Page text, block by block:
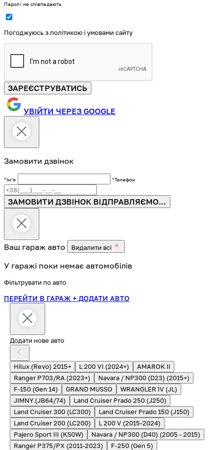
Паролі не співпадають
Погоджуюсь з політикою і умовами сайту
ЗАРЕЄСТРУВАТИСЬ
УВІЙТИ ЧЕРЕЗ GOOGLE
Замовити дзвінок
*Імʼя *Телефон
ЗАМОВИТИ ДЗВІНОК ВІДПРАВЛЯЄМО...
Ваш гараж авто Видалити всі
У гаражі поки немає автомобілів
Фільтрувати по авто
ПЕРЕЙТИ В ГАРАЖ + ДОДАТИ АВТО
Додати нове авто
Hilux (Revo) 2015+ L 200 VI (2024+)
AMAROK II
Ranger P703/RA (2023+)
Navara / NP300 (D23) (2015+)
F-150 (Gen 14)
GRAND MUSSO
WRANGLER IV (JL)
JIMNY (JB64/74)
Land Cruiser Prado 250 (J250)
Land Cruiser 300 (LC300)
Land Cruiser Prado 150 (J150)
Land Cruiser 200 (LC200)
L 200 V (2015-2024)
Pajero Sport III (KS0W)
Navara / NP300 (D40) (2005 - 2015)
Ranger P375/PX (2011-2023)
F-250 (Gen 5)